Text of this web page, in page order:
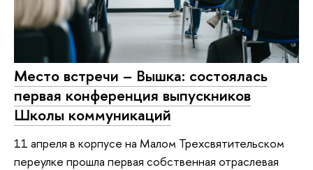
Место встречи – Вышка: состоялась
первая конференция выпускников
Школы коммуникаций
11 апреля в корпусе на Малом Трехсвятительском
переулке прошла первая собственная отраслевая